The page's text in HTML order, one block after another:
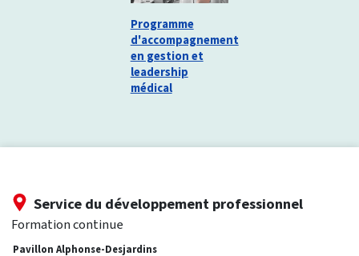
Programme
d'accompagnement
en gestion et
leadership
médical
Service du développement professionnel
Formation continue
Pavillon Alphonse-Desjardins